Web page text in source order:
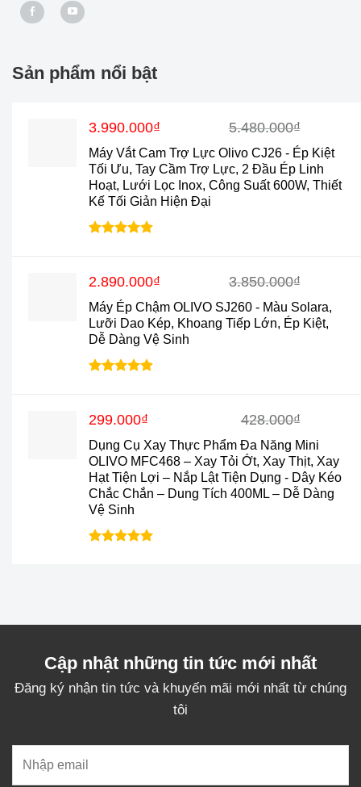
Sản phẩm nổi bật
Máy Vắt Cam Trợ Lực Olivo CJ26 - Ép Kiệt
Tối Ưu, Tay Cầm Trợ Lực, 2 Đầu Ép Linh
Hoạt, Lưới Lọc Inox, Công Suất 600W, Thiết
Kế Tối Giản Hiện Đại
5.480.000₫
Giá
là:
5.480.000₫.
3.990.000₫
Giá
tại
là:
3.990.000₫.
Máy Ép Chậm OLIVO SJ260 - Màu Solara,
Lưỡi Dao Kép, Khoang Tiếp Lớn, Ép Kiệt,
Dễ Dàng Vệ Sinh
3.850.000₫
Giá
là:
3.850.000₫.
2.890.000₫
Giá
tại
là:
2.890.000₫.
Dụng Cụ Xay Thực Phẩm Đa Năng Mini
OLIVO MFC468 – Xay Tỏi Ớt, Xay Thịt, Xay
Hạt Tiện Lợi – Nắp Lật Tiện Dụng - Dây Kéo
Chắc Chắn – Dung Tích 400ML – Dễ Dàng
Vệ Sinh
428.000₫
Giá
là:
428.000₫.
299.000₫
Giá
tại
là:
299.000₫.
Cập nhật những tin tức mới nhất
Đăng ký nhận tin tức và khuyến mãi mới nhất từ chúng
tôi